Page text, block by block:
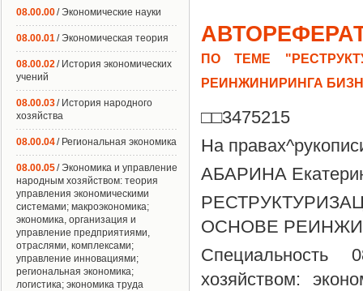
ПО ТЕМЕ
РЕИНЖИНИРИНГА
□□3475215
На
АБАРИНА
ОСНОВЕ
Специальность
хозяйством:
08.00.00/ Экономические науки
08.00.01/ Экономическая теория
08.00.02/ История экономических
учений
08.00.03/ История народного
хозяйства
08.00.04/ Региональная экономика
08.00.05/ Экономика и управление
народным хозяйством: теория
управления экономическими
системами; макроэкономика;
экономика, организация и
управление предприятиями,
отраслями, комплексами;
управление инновациями;
региональная экономика;
логистика; экономика труда